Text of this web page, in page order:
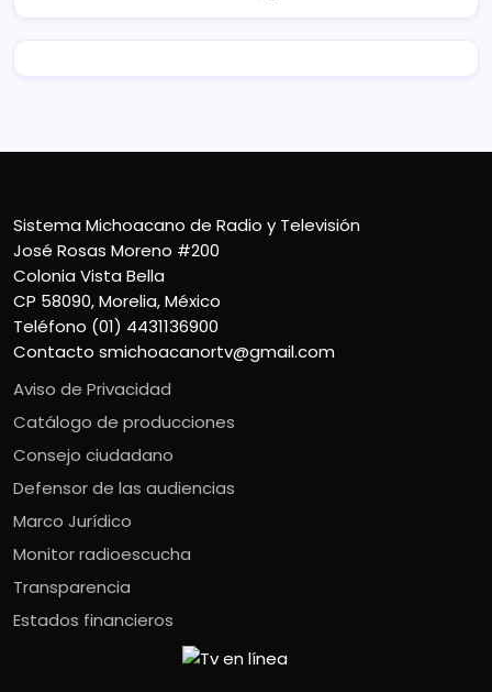
Sistema Michoacano de Radio y Televisión
José Rosas Moreno #200
Colonia Vista Bella
CP 58090, Morelia, México
Teléfono (01) 4431136900
Contacto smichoacanortv@gmail.com
Aviso de Privacidad
Catálogo de producciones
Consejo ciudadano
Defensor de las audiencias
Marco Jurídico
Monitor radioescucha
Transparencia
Estados financieros